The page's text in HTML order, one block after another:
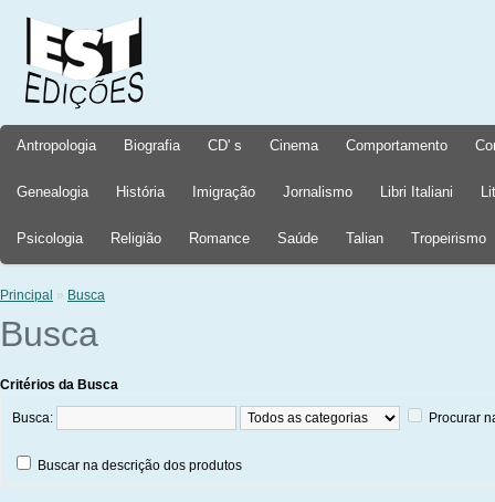
Antropologia Biografia CD' s Cinema Comportamento
Genealogia História Imigração Jornalismo Libri Italiani
Psicologia Religião Romance Saúde Talian Tropeirismo
Principal » Busca
Busca
Critérios da Busca
Busca: Procurar
Buscar na descrição dos produtos